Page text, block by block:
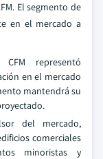
El segmento de
en el mercado a
representó
en el mercado
mantendrá su
del mercado,
comerciales
minoristas y